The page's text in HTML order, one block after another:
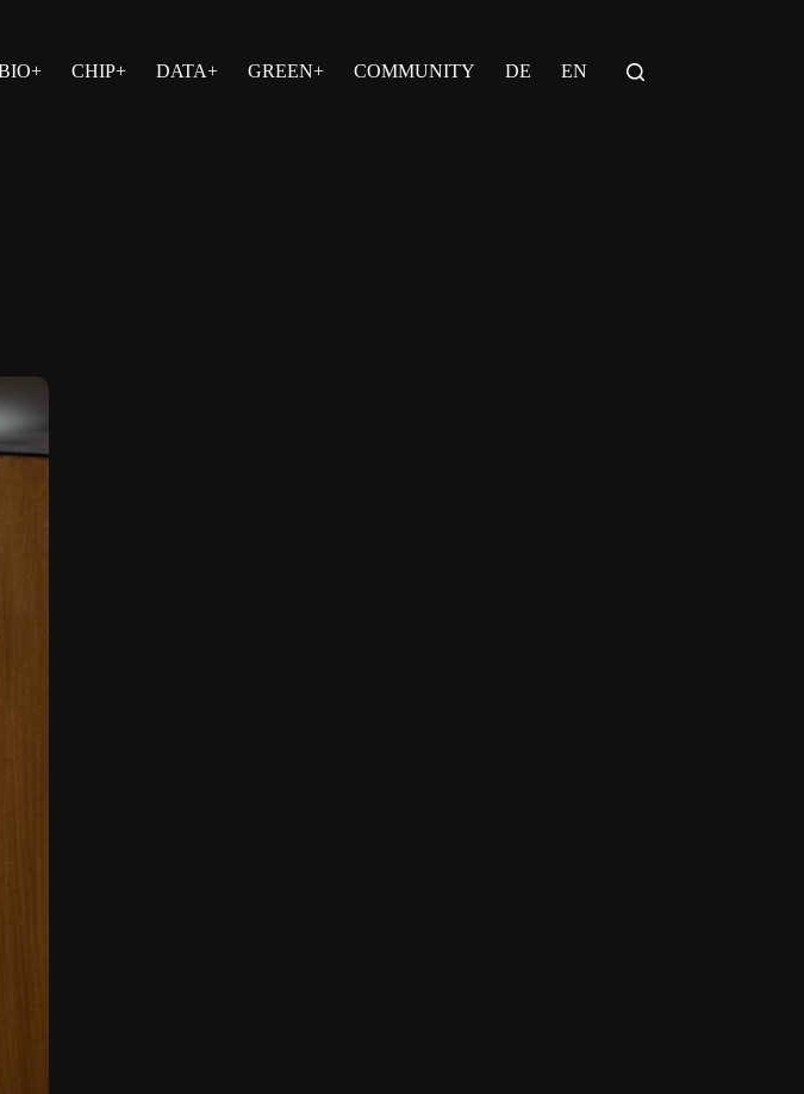
CHIP+ DATA+ GREEN+ COMMUNITY DE EN